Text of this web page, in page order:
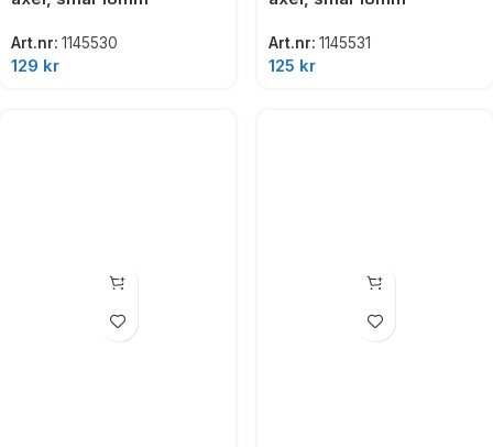
Art.nr: 1145530
129 kr
Art.nr: 1145531
125 kr